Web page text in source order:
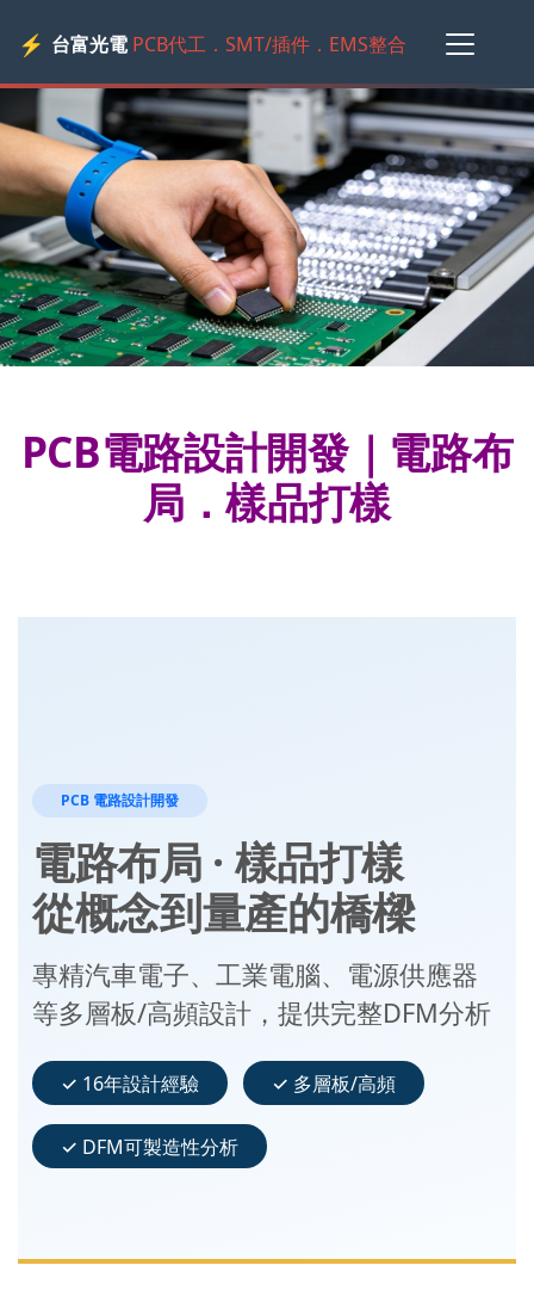
⚡ 台富光電 PCB代工．SMT/插件．EMS整合
PCB電路設計開發｜電路布
局．樣品打樣
PCB 電路設計開發
電路布局 · 樣品打樣
從概念到量產的橋樑
專精汽車電子、工業電腦、電源供應器
等多層板/高頻設計，提供完整DFM分析
✓ 16年設計經驗 ✓ 多層板/高頻
✓ DFM可製造性分析